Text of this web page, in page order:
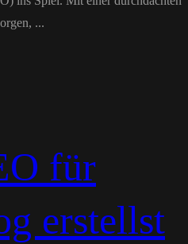
...
für
erstellst